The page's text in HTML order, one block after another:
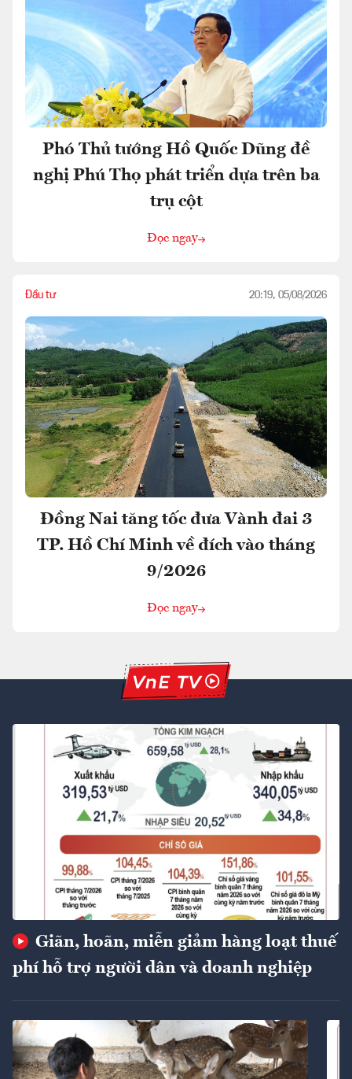
Phó Thủ tướng Hồ Quốc Dũng đề
nghị Phú Thọ phát triển dựa trên ba
trụ cột
Đọc ngay
Đầu tư 20:19, 05/08/2026
Đồng Nai tăng tốc đưa Vành đai 3
TP. Hồ Chí Minh về đích vào tháng
9/2026
Đọc ngay
Giãn, hoãn, miễn giảm hàng loạt thuế
phí hỗ trợ người dân và doanh nghiệp